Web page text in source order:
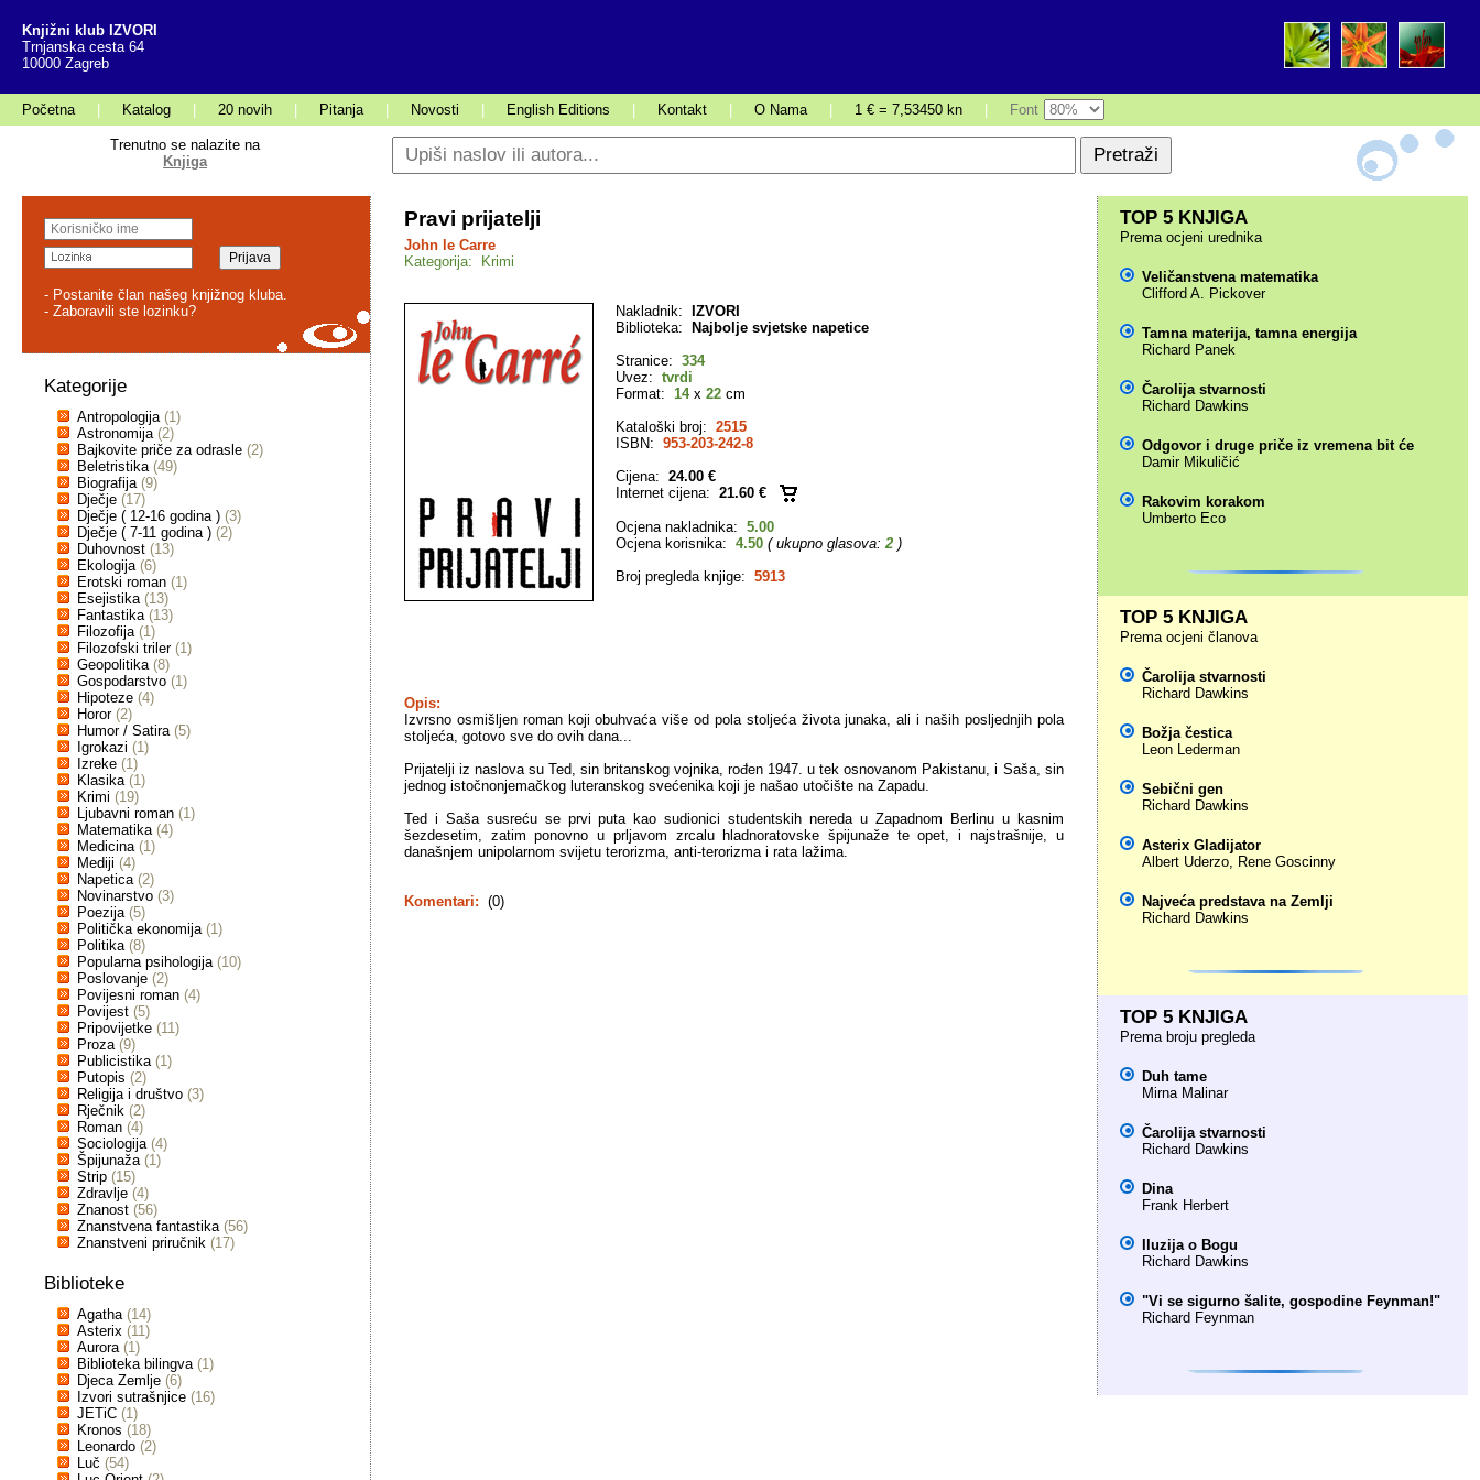
Knjižni klub IZVORI
Trnjanska cesta 64
10000 Zagreb
Početna Katalog 20 novih Pitanja Novosti English Editions Kontakt O Nama 1 € = 7,53450 kn Font
Trenutno se nalazite na
Knjiga
- Postanite član našeg knjižnog kluba.
- Zaboravili ste lozinku?
Kategorije
Antropologija (1)
Astronomija (2)
Bajkovite priče za odrasle (2)
Beletristika (49)
Biografija (9)
Dječje (17)
Dječje ( 12-16 godina ) (3)
Dječje ( 7-11 godina ) (2)
Duhovnost (13)
Ekologija (6)
Erotski roman (1)
Esejistika (13)
Fantastika (13)
Filozofija (1)
Filozofski triler (1)
Geopolitika (8)
Gospodarstvo (1)
Hipoteze (4)
Horor (2)
Humor / Satira (5)
Igrokazi (1)
Izreke (1)
Klasika (1)
Krimi (19)
Ljubavni roman (1)
Matematika (4)
Medicina (1)
Mediji (4)
Napetica (2)
Novinarstvo (3)
Poezija (5)
Politička ekonomija (1)
Politika (8)
Popularna psihologija (10)
Poslovanje (2)
Povijesni roman (4)
Povijest (5)
Pripovijetke (11)
Proza (9)
Publicistika (1)
Putopis (2)
Religija i društvo (3)
Rječnik (2)
Roman (4)
Sociologija (4)
Špijunaža (1)
Strip (15)
Zdravlje (4)
Znanost (56)
Znanstvena fantastika (56)
Znanstveni priručnik (17)
Biblioteke
Agatha (14)
Asterix (11)
Aurora (1)
Biblioteka bilingva (1)
Djeca Zemlje (6)
Izvori sutrašnjice (16)
JETiC (1)
Kronos (18)
Leonardo (2)
Luč (54)
Pravi prijatelji
John le Carre
Kategorija: Krimi
Nakladnik:
IZVORI
Biblioteka:
Najbolje svjetske napetice
Stranice: 334
Uvez: tvrdi
Format: 14x 22 cm
Kataloški broj: 2515
ISBN: 953-203-242-8
Cijena: 24.00 €
Internet cijena: 21.60 €
Ocjena nakladnika: 5.00
Ocjena korisnika: 4.50 ( ukupno glasova:2 )
Broj pregleda knjige: 5913
Opis:
Izvrsno osmišljen roman koji obuhvaća više od pola stoljeća života junaka, ali i naših posljednjih pola
stoljeća, gotovo sve do ovih dana...
Prijatelji iz naslova su Ted, sin britanskog vojnika, rođen 1947. u tek osnovanom Pakistanu, i Saša, sin
jednog istočnonjemačkog luteranskog svećenika koji je našao utočište na Zapadu.
Ted i Saša susreću se prvi puta kao sudionici studentskih nereda u Zapadnom Berlinu u kasnim
šezdesetim, zatim ponovno u prljavom zrcalu hladnoratovske špijunaže te opet, i najstrašnije, u
današnjem unipolarnom svijetu terorizma, anti-terorizma i rata lažima.
Komentari: (0)
TOP 5 KNJIGA
Prema ocjeni urednika
Veličanstvena matematika
Clifford A. Pickover
Tamna materija, tamna energija
Richard Panek
Čarolija stvarnosti
Richard Dawkins
Odgovor i druge priče iz vremena bit će
Damir Mikuličić
Rakovim korakom
Umberto Eco
TOP 5 KNJIGA
Prema ocjeni članova
Čarolija stvarnosti
Richard Dawkins
Božja čestica
Leon Lederman
Sebični gen
Richard Dawkins
Asterix Gladijator
Albert Uderzo, Rene Goscinny
Najveća predstava na Zemlji
Richard Dawkins
TOP 5 KNJIGA
Prema broju pregleda
Duh tame
Mirna Malinar
Čarolija stvarnosti
Richard Dawkins
Dina
Frank Herbert
Iluzija o Bogu
Richard Dawkins
"Vi se sigurno šalite, gospodine Feynman!"
Richard Feynman